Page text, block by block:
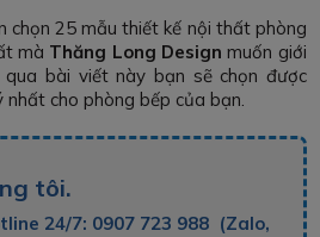
chọn 25 mẫu thiết kế nội thất phòng
mà Thăng Long Design muốn giới
bài viết này bạn sẽ chọn được
cho phòng bếp của bạn.
tôi.
24/7: 0907 723 988 (Zalo,